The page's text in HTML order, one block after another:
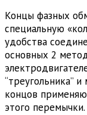
Концы фазных
специальную
удобства
основных 2
“треугольника”
концов
этого перемычки.